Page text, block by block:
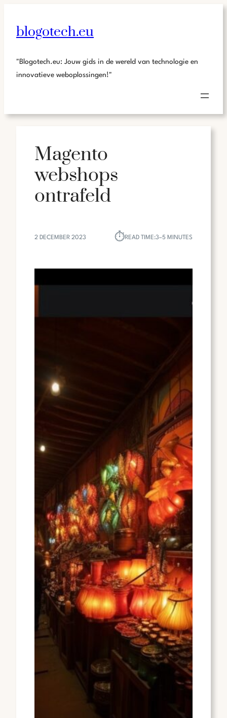
blogotech.eu
"Blogotech.eu: Jouw gids in de wereld van technologie en
innovatieve weboplossingen!"
Magento
webshops
ontrafeld
2 DECEMBER 2023 ⏱︎READ TIME:3–5 MINUTES